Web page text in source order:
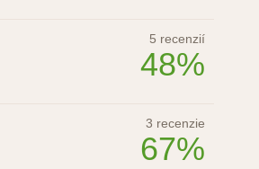
5 recenzií
48%
3 recenzie
67%